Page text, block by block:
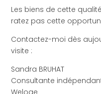
Les biens de cette
ratez pas cette
Contactez-moi dès
visite :
Sandra BRUHAT
Consultante
Weloge